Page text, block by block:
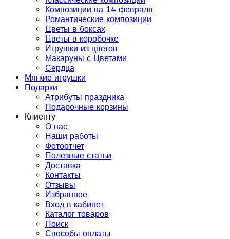
Композиции на 14 февраля
Романтические композиции
Цветы в боксах
Цветы в коробочке
Игрушки из цветов
Макаруны с Цветами
Сердца
Мягкие игрушки
Подарки
Атрибуты праздника
Подарочные корзины
Клиенту
О нас
Наши работы
Фотоотчет
Полезные статьи
Доставка
Контакты
Отзывы
Избранное
Вход в кабинет
Каталог товаров
Поиск
Способы оплаты